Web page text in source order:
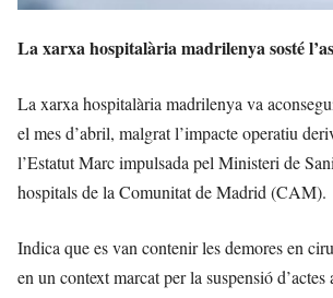
La xarxa hospitalària madrilenya sosté
La xarxa hospitalària madrilenya va
el mes d’abril, malgrat l’impacte operatiu
l’Estatut Marc impulsada pel Ministeri de
hospitals de la Comunitat de Madrid (CAM).
Indica que es van contenir les demores en
en un context marcat per la suspensió